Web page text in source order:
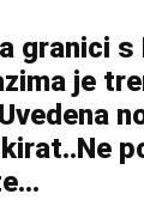
granici
je